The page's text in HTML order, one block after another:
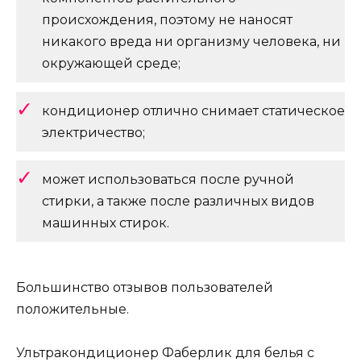
происхождения, поэтому не наносят
никакого вреда ни организму человека, ни
окружающей среде;
кондиционер отлично снимает статическое
электричество;
может использоваться после ручной
стирки, а также после различных видов
машинных стирок.
Большинство отзывов пользователей
положительные.
Ультракондиционер Фаберлик для белья с